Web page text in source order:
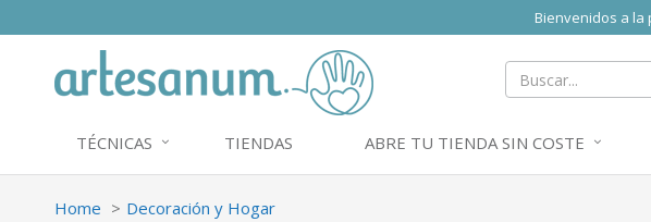
Bienvenidos a
TÉCNICAS TIENDAS ABRE TU TIENDA SIN COSTE
Home Decoración y Hogar